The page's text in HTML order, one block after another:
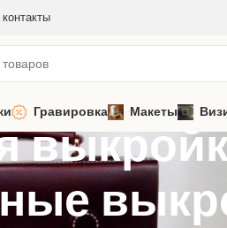
Гравировка Макеты